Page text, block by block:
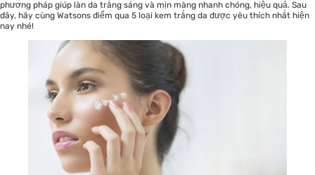
phương pháp giúp làn da trắng sáng và mịn màng nhanh chóng, hiệu quả. Sau
đây, hãy cùng Watsons điểm qua 5 loại kem trắng da được yêu thích nhất hiện
nay nhé!